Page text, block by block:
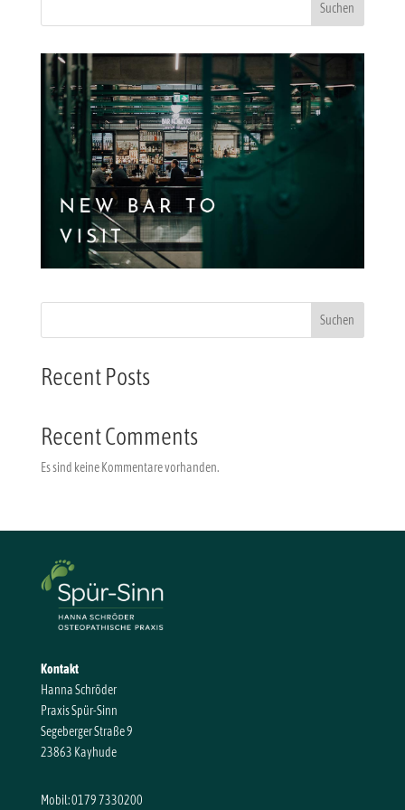
Suchen
Recent Posts
Recent Comments
Es sind keine Kommentare vorhanden.
Kontakt
Hanna Schröder
Praxis Spür-Sinn
Segeberger Straße 9
23863 Kayhude
Mobil: 0179 7330200